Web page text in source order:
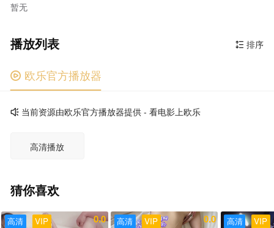
暂无
 排序
播放列表
 欧乐官方播放器
当前资源由欧乐官方播放器提供 - 看电影上欧乐
高清播放
猜你喜欢
VIP
高清 0.0 VIP
高清 0.0 VIP
高清